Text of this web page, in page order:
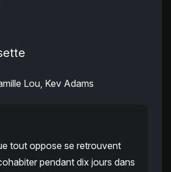
Lou, Kev Adams
tout oppose se retrouvent
pendant dix jours dans